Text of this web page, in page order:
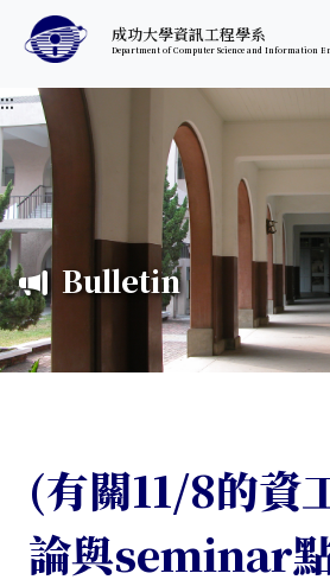
跳至中央內容區塊
成功大學資訊工程學系
Department of Computer Science and Information
:::
Bulletin
(有關11/8的資
論與seminar